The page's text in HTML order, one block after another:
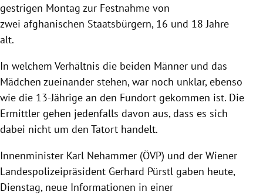
gestrigen Montag zur Festnahme von
zwei afghanischen Staatsbürgern, 16 und 18 Jahre
alt.
In welchem Verhältnis die beiden Männer und das
Mädchen zueinander stehen, war noch unklar, ebenso
wie die 13-Jährige an den Fundort gekommen ist. Die
Ermittler gehen jedenfalls davon aus, dass es sich
dabei nicht um den Tatort handelt.
Innenminister Karl Nehammer (ÖVP) und der Wiener
Landespolizeipräsident Gerhard Pürstl gaben heute,
Dienstag, neue Informationen in einer